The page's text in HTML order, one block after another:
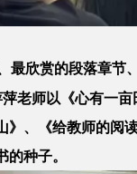
欣赏的段落章节
老师以《心有一
、《给教师的阅
种子。